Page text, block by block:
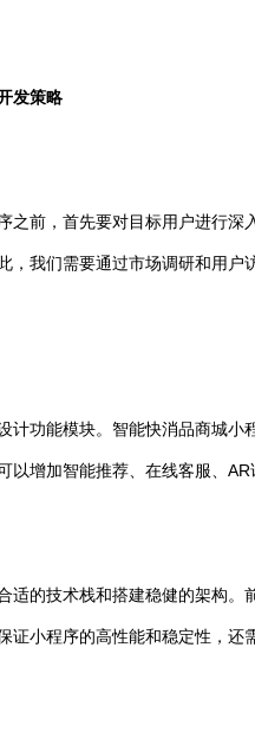
发策略
之前，首先要对目标用户进行
，我们需要通过市场调研和用
计功能模块。智能快消品商城
以增加智能推荐、在线客服、AR
适的技术栈和搭建稳健的架构
证小程序的高性能和稳定性，还